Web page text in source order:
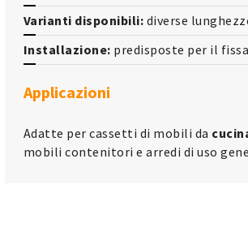
Varianti disponibili: diverse
Installazione: predisposte per il
Applicazioni
Adatte per cassetti di mobili da
mobili contenitori e arredi di uso